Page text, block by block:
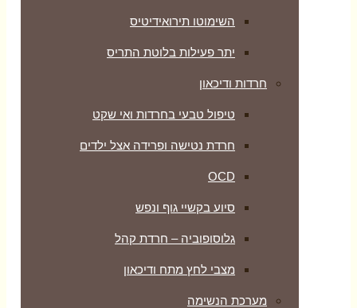
השימוטו תירואידיטיס
יתר פעילות בלוטת התריס
חרדות ודיכאון
טיפול טבעי בחרדות ואי שקט
חרדת נטישה ופרידה אצל ילדים
OCD
סיוע בקשיי גוף ונפש
גלוסופוביה – חרדת קהל
מצבי לחץ מתח ודיכאון
מערכת הנשימה